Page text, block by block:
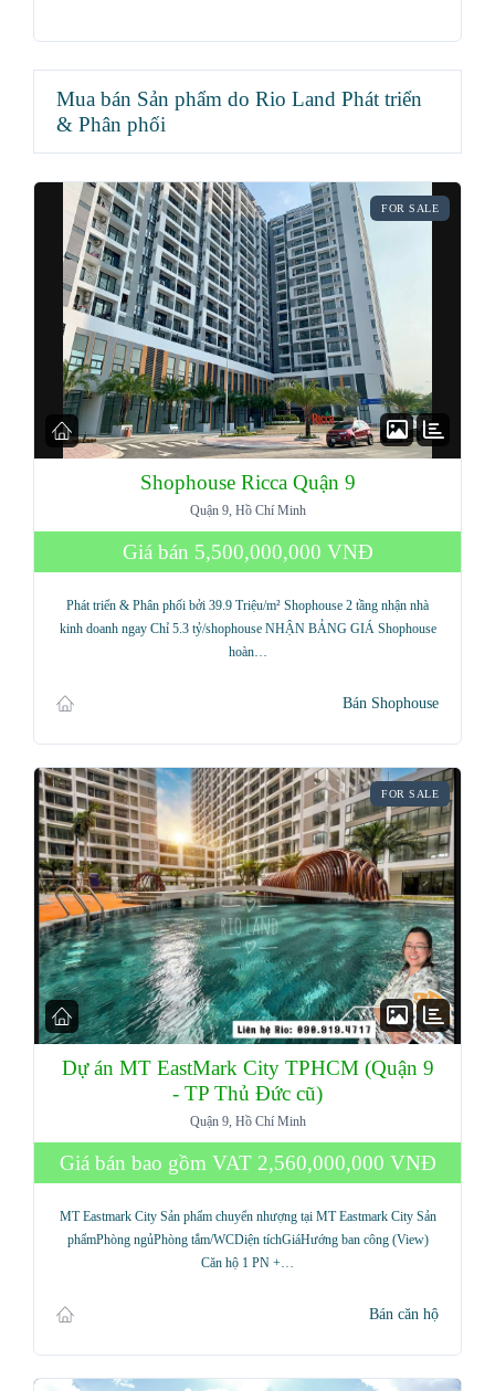
Mua bán Sản phẩm do Rio Land Phát triển
& Phân phối
FOR SALE
Shophouse Ricca Quận 9
Quận 9, Hồ Chí Minh
Giá bán 5,500,000,000 VNĐ
Phát triển & Phân phối bởi 39.9 Triệu/m² Shophouse 2 tầng nhận nhà
kinh doanh ngay Chỉ 5.3 tỷ/shophouse NHẬN BẢNG GIÁ Shophouse
hoàn…
Bán Shophouse
FOR SALE
Dự án MT EastMark City TPHCM (Quận 9
- TP Thủ Đức cũ)
Quận 9, Hồ Chí Minh
Giá bán bao gồm VAT 2,560,000,000 VNĐ
MT Eastmark City Sản phẩm chuyển nhượng tại MT Eastmark City Sản
phẩmPhòng ngủPhòng tắm/WCDiện tíchGiáHướng ban công (View)
Căn hộ 1 PN +…
Bán căn hộ